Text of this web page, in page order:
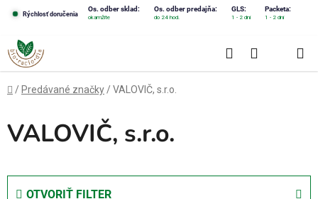
obsah
Rýchlosť doručenia
Os. odber sklad: Os. odber predajňa: GLS: Packeta:
okamžite do 24 hod. 1 - 2 dni 1 - 2 dni
Hľadať
KOŠÍK
Domov
/ Predávané značky /VALOVIČ, s.r.o.
VALOVIČ, s.r.o.
OTVORIŤ FILTER